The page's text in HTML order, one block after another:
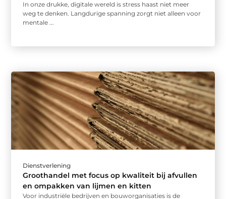
In onze drukke, digitale wereld is stress haast niet meer
weg te denken. Langdurige spanning zorgt niet alleen voor
mentale ...
Dienstverlening
Groothandel met focus op kwaliteit bij afvullen
en ompakken van lijmen en kitten
Voor industriële bedrijven en bouworganisaties is de